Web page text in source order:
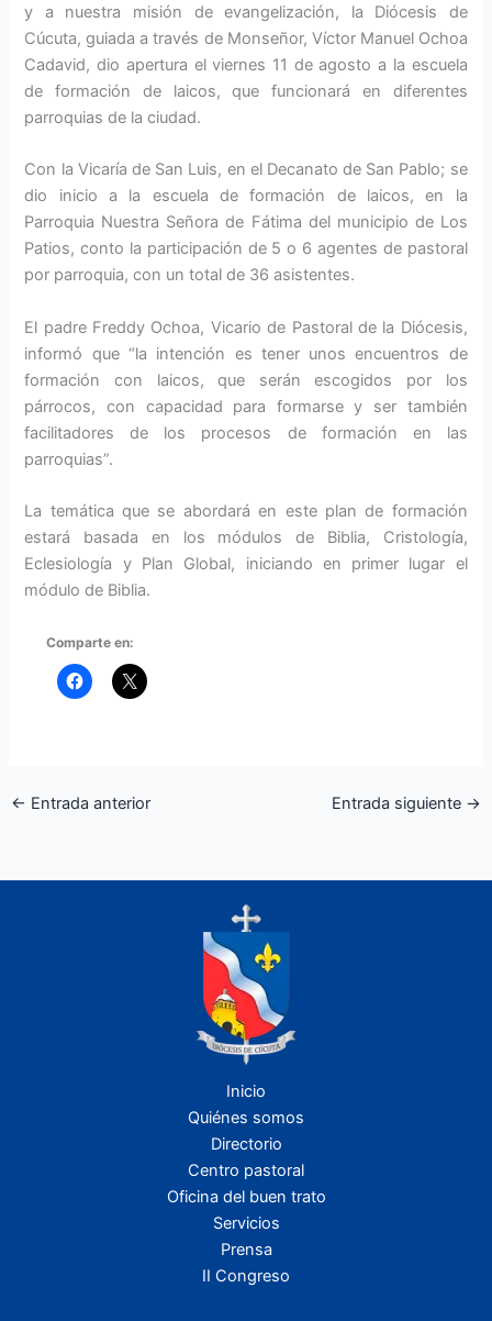
y a nuestra misión de evangelización, la Diócesis de
Cúcuta, guiada a través de Monseñor, Víctor Manuel Ochoa
Cadavid, dio apertura el viernes 11 de agosto a la escuela
de formación de laicos, que funcionará en diferentes
parroquias de la ciudad.
Con la Vicaría de San Luis, en el Decanato de San Pablo; se
dio inicio a la escuela de formación de laicos, en la
Parroquia Nuestra Señora de Fátima del municipio de Los
Patios, conto la participación de 5 o 6 agentes de pastoral
por parroquia, con un total de 36 asistentes.
El padre Freddy Ochoa, Vicario de Pastoral de la Diócesis,
informó que “la intención es tener unos encuentros de
formación con laicos, que serán escogidos por los
párrocos, con capacidad para formarse y ser también
facilitadores de los procesos de formación en las
parroquias”.
La temática que se abordará en este plan de formación
estará basada en los módulos de Biblia, Cristología,
Eclesiología y Plan Global, iniciando en primer lugar el
módulo de Biblia.
Comparte en:
← Entrada anterior Entrada siguiente →
Inicio
Quiénes somos
Directorio
Centro pastoral
Oficina del buen trato
Servicios
Prensa
II Congreso